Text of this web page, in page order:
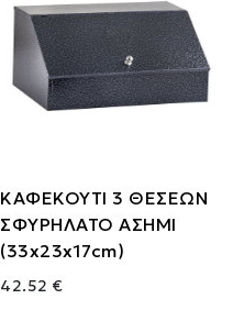
ΚΑΦΕΚΟΥΤΙ 3 ΘΕΣΕΩΝ
ΣΦΥΡΗΛΑΤΟ ΑΣΗΜΙ
(33x23x17cm)
42.52 €